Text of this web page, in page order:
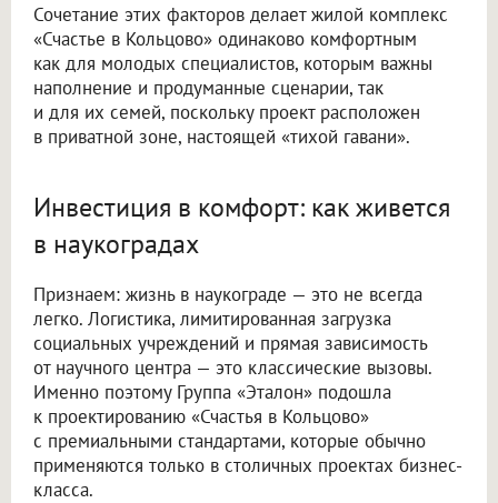
Сочетание этих факторов делает жилой комплекс
«Счастье в Кольцово» одинаково комфортным
как для молодых специалистов, которым важны
наполнение и продуманные сценарии, так
и для их семей, поскольку проект расположен
в приватной зоне, настоящей «тихой гавани».
Инвестиция в комфорт: как живется
в наукоградах
Признаем: жизнь в наукограде — это не всегда
легко. Логистика, лимитированная загрузка
социальных учреждений и прямая зависимость
от научного центра — это классические вызовы.
Именно поэтому Группа «Эталон» подошла
к проектированию «Счастья в Кольцово»
с премиальными стандартами, которые обычно
применяются только в столичных проектах бизнес-
класса.